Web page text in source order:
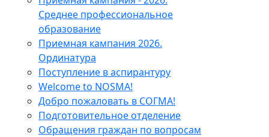
Среднее профессиональное
образование
Приемная кампания 2026.
Ординатура
Поступление в аспирантуру
Welcome to NOSMA!
Добро пожаловать в СОГМА!
Подготовительное отделение
Обращения граждан по вопросам